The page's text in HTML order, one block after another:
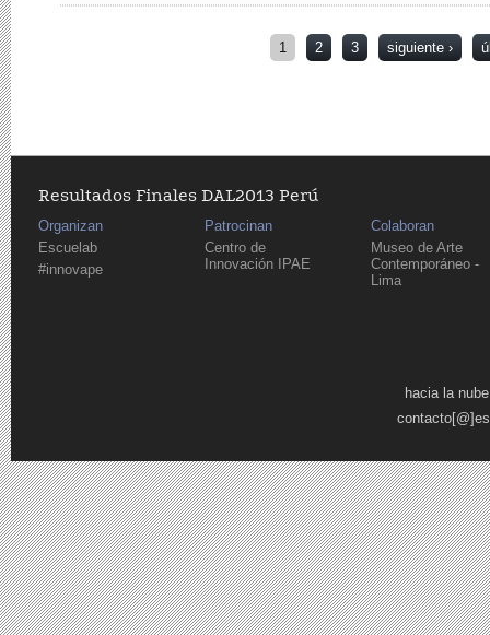
1 2 3 siguiente ›
Resultados Finales DAL2013 Perú
Organizan
Escuelab
#innovape
Patrocinan
Centro de
Innovación IPAE
Colaboran
Museo de Arte
Contemporáneo -
Lima
hacia la